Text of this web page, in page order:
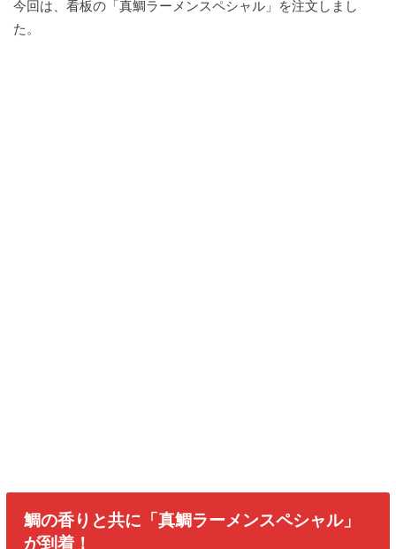
今回は、看板の「真鯛ラーメンスペシャル」を注文しまし
た。
鯛の香りと共に「真鯛ラーメンスペシャル」
が到着！